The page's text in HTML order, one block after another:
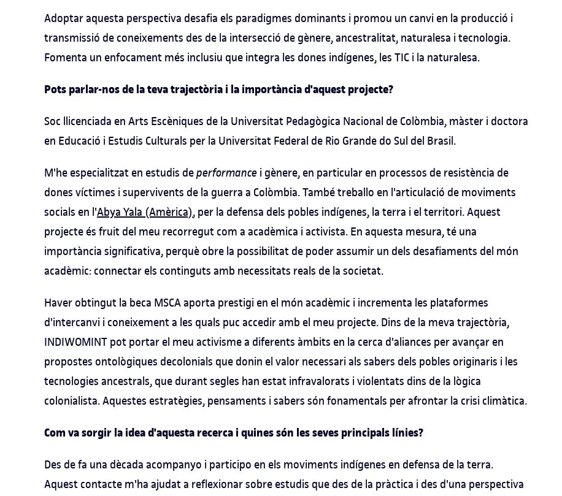
Adoptar aquesta perspectiva desafia els paradigmes dominants i promou un canvi en la producció i
transmissió de coneixements des de la intersecció de gènere, ancestralitat, naturalesa i tecnologia.
Fomenta un enfocament més inclusiu que integra les dones indígenes, les TIC i la naturalesa.
Pots parlar-nos de la teva trajectòria i la importància d'aquest projecte?
Soc llicenciada en Arts Escèniques de la Universitat Pedagògica Nacional de Colòmbia, màster i doctora
en Educació i Estudis Culturals per la Universitat Federal de Rio Grande do Sul del Brasil.
M'he especialitzat en estudis deperformance i gènere, en particular en processos de resistència de
dones víctimes i supervivents de la guerra a Colòmbia. També treballo en l'articulació de moviments
socials en l'Abya Yala (Amèrica), per la defensa dels pobles indígenes, la terra i el territori. Aquest
projecte és fruit del meu recorregut com a acadèmica i activista. En aquesta mesura, té una
importància significativa, perquè obre la possibilitat de poder assumir un dels desafiaments del món
acadèmic: connectar els continguts amb necessitats reals de la societat.
Haver obtingut la beca MSCA aporta prestigi en el món acadèmic i incrementa les plataformes
d'intercanvi i coneixement a les quals puc accedir amb el meu projecte. Dins de la meva trajectòria,
INDIWOMINT pot portar el meu activisme a diferents àmbits en la cerca d'aliances per avançar en
propostes ontològiques decolonials que donin el valor necessari als sabers dels pobles originaris i les
tecnologies ancestrals, que durant segles han estat infravalorats i violentats dins de la lògica
colonialista. Aquestes estratègies, pensaments i sabers són fonamentals per afrontar la crisi climàtica.
Com va sorgir la idea d'aquesta recerca i quines són les seves principals línies?
Des de fa una dècada acompanyo i participo en els moviments indígenes en defensa de la terra.
Aquest contacte m'ha ajudat a reflexionar sobre estudis que des de la pràctica i des d'una perspectiva